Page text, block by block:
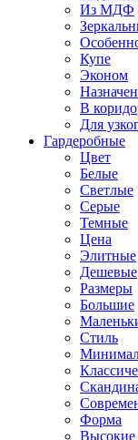
Из МДФ
Купе
Эконом
В
Для
Гардеробные
Цвет
Белые
Светлые
Серые
Темные
Цена
Элитные
Дешевые
Размеры
Большие
Стиль
Форма
Высокие